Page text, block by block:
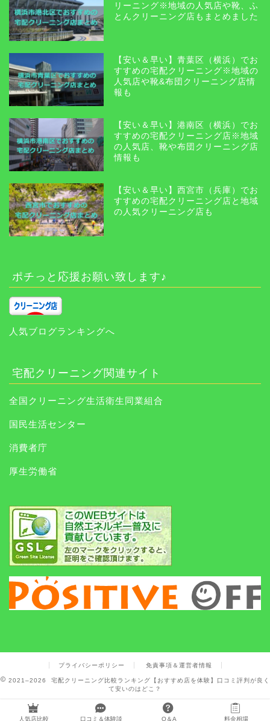
リーニング※地域の人気店や靴、ふ
とんクリーニング店もまとめました
【安い＆早い】青葉区（横浜）でお
すすめの宅配クリーニング※地域の
人気店や靴&布団クリーニング店情
報も
【安い＆早い】港南区（横浜）でお
すすめの宅配クリーニング店※地域
の人気店、靴や布団クリーニング店
情報も
【安い＆早い】西宮市（兵庫）でお
すすめの宅配クリーニング店と地域
の人気クリーニング店も
ポチっと応援お願い致します♪
人気ブログランキングへ
宅配クリーニング関連サイト
全国クリーニング生活衛生同業組合
国民生活センター
消費者庁
厚生労働省
プライバシーポリシー 免責事項＆運営者情報
2021–2026 宅配クリーニング比較ランキング【おすすめ店を体験】口コミ評判が良く
て安いのはどこ？
人気店比較 口コミ＆体験談 Q＆A 料金相場